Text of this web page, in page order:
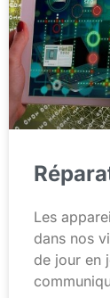
Les
dans nos
de jour en